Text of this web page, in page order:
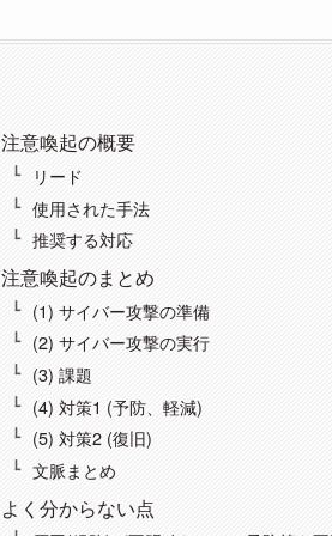
注意喚起の概要
リード
使用された手法
推奨する対応
注意喚起のまとめ
(1) サイバー攻撃の準備
(2) サイバー攻撃の実行
(3) 課題
(4) 対策1 (予防、軽減)
(5) 対策2 (復旧)
文脈まとめ
よく分からない点